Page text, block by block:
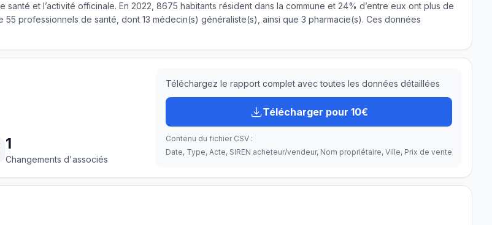
et l’activité officinale. En 2022, 8675 habitants résident dans la commune et 24% d’entre eux ont plus de
professionnels de santé, dont 13 médecin(s) généraliste(s), ainsi que 3 pharmacie(s). Ces données
1
Changements d'associés
Téléchargez le rapport complet avec toutes les données détaillées
Télécharger pour 10€
Contenu du fichier CSV :
Date, Type, Acte, SIREN acheteur/vendeur, Nom propriétaire, Ville, Prix de vente